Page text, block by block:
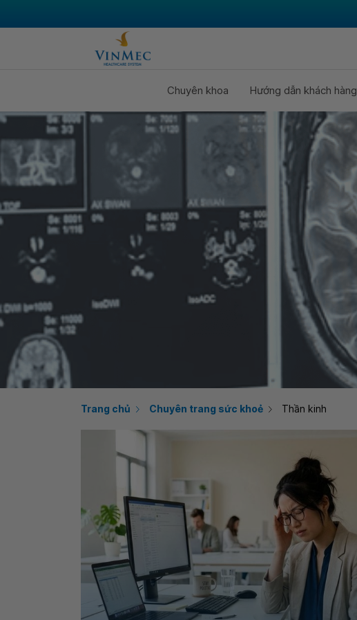
Chuyên khoa Hướng dẫn khách hàng
Trang chủ Chuyên trang sức khoẻ Thần kinh